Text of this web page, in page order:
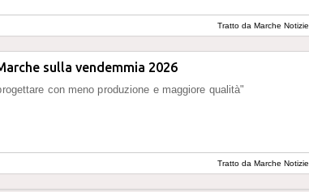
Tratto da Marche Notizie
sulla vendemmia 2026
con meno produzione e maggiore qualità"
Tratto da Marche Notizie